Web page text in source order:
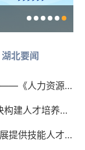
湖北要闻
数智驱动 开创人社信息化发展新局面——《人力资源和社会保障事业发展“十五五”规划》系列解读
全国专业技术人才总量超8000万 加快构建人才培养、激励、保障服务全周期投入体系
大规模开展职业技能培训 为高质量发展提供技能人才支撑——《人力资源和社会保障事业发展“十五五”规划...